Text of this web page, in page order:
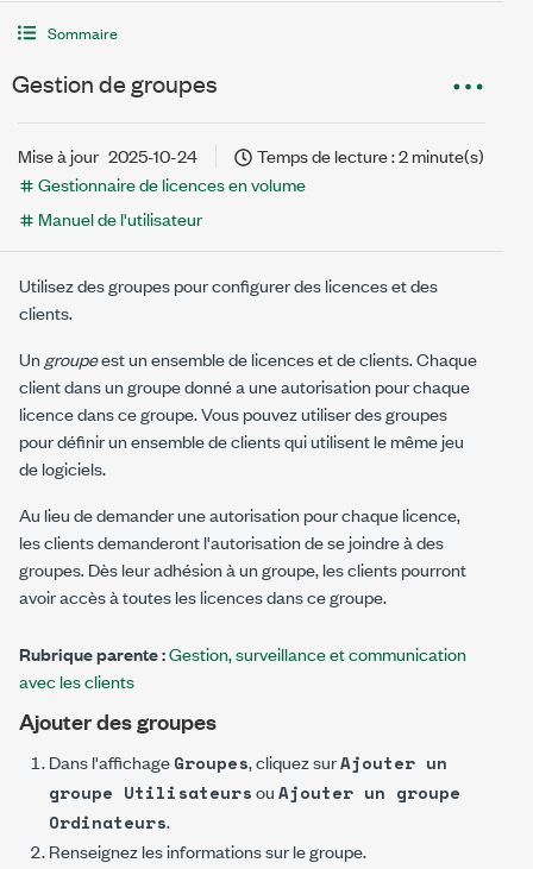
Sommaire
Gestion de groupes
Mise à jour 2025-10-24
Temps de lecture : 2 minute(s)
Gestionnaire de licences en volume
Manuel de l'utilisateur
Utilisez des groupes pour configurer des licences et des
clients.
Ungroupeest un ensemble de licences et de clients. Chaque
client dans un groupe donné a une autorisation pour chaque
licence dans ce groupe. Vous pouvez utiliser des groupes
pour définir un ensemble de clients qui utilisent le même jeu
de logiciels.
Au lieu de demander une autorisation pour chaque licence,
les clients demanderont l'autorisation de se joindre à des
groupes. Dès leur adhésion à un groupe, les clients pourront
avoir accès à toutes les licences dans ce groupe.
Rubrique parente :Gestion, surveillance et communication
avec les clients
Ajouter des groupes
Dans l'affichageGroupes, cliquez surAjouter un
groupe UtilisateursouAjouter un groupe
Ordinateurs.
Renseignez les informations sur le groupe.